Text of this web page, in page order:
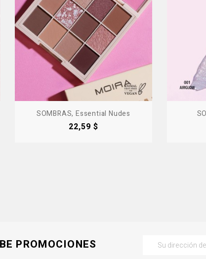
SOMBRAS, Essential Nudes
Precio
22,59 $
PROMOCIONES